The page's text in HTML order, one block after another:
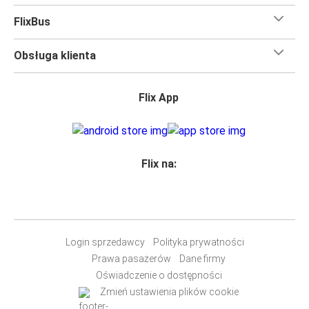
FlixBus
Obsługa klienta
Flix App
Flix na:
Login sprzedawcy
Polityka prywatności
Prawa pasażerów
Dane firmy
Oświadczenie o dostępności
Zmień ustawienia plików cookie